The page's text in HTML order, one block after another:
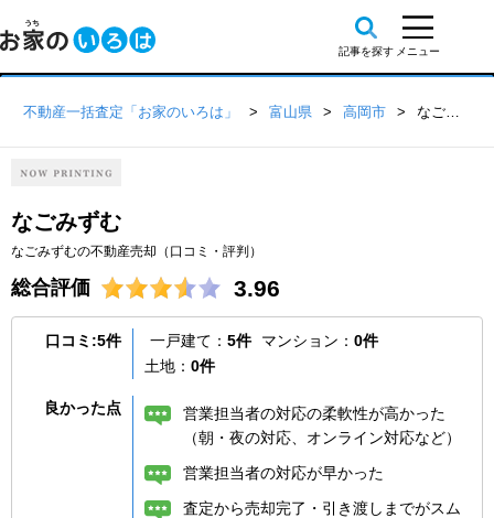
不動産一括査定「お家のいろは」 富山県 高岡市 なごみずむ
なごみずむ
なごみずむの不動産売却（口コミ・評判）
総合評価 3.96
口コミ:5件 一戸建て： 5件 マンション： 0件
土地： 0件
良かった点
営業担当者の対応の柔軟性が高かった
（朝・夜の対応、オンライン対応など）
営業担当者の対応が早かった
査定から売却完了・引き渡しまでがスム